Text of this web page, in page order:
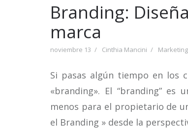
Branding:
marca
noviembre 13 Cinthia Mancini Marketing
Si pasas algún tiempo en los
«branding». El “branding”
menos para el propietario de
el Branding » desde la